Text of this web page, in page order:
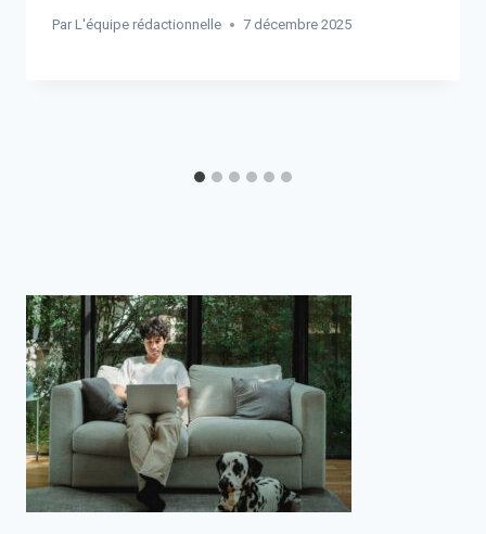
Par L'équipe rédactionnelle 7 décembre 2025